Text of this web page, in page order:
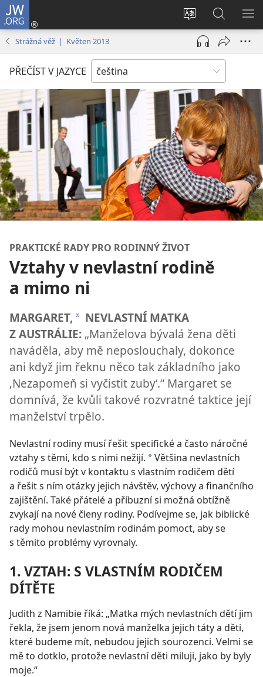
JW.ORG
Změnit
jazyk
stránek
Přihlásit
se
(otevřeno
okno)
Hledat
na
JW.ORG
Strážná věž | Květen 2013
PŘEČÍST V JAZYCE
PRAKTICKÉ RADY PRO RODINNÝ ŽIVOT
Vztahy v nevlastní rodině
a mimo ni
MARGARET, * NEVLASTNÍ MATKA
Z AUSTRÁLIE: „Manželova bývalá žena děti
naváděla, aby mě neposlouchaly, dokonce
ani když jim řeknu něco tak základního jako
‚Nezapomeň si vyčistit zuby‘.“ Margaret se
domnívá, že kvůli takové rozvratné taktice její
manželství trpělo.
Nevlastní rodiny musí řešit specifické a často náročné
vztahy s těmi, kdo s nimi nežijí. *Většina nevlastních
rodičů musí být v kontaktu s vlastním rodičem dětí
a řešit s ním otázky jejich návštěv, výchovy a finančního
zajištění. Také přátelé a příbuzní si možná obtížně
zvykají na nové členy rodiny. Podívejme se, jak biblické
rady mohou nevlastním rodinám pomoct, aby se
s těmito problémy vyrovnaly.
1. VZTAH: S VLASTNÍM RODIČEM
DÍTĚTE
Judith z Namibie říká: „Matka mých nevlastních dětí jim
řekla, že jsem jenom nová manželka jejich táty a děti,
které budeme mít, nebudou jejich sourozenci. Velmi se
mě to dotklo, protože nevlastní děti miluji, jako by byly
moje.“